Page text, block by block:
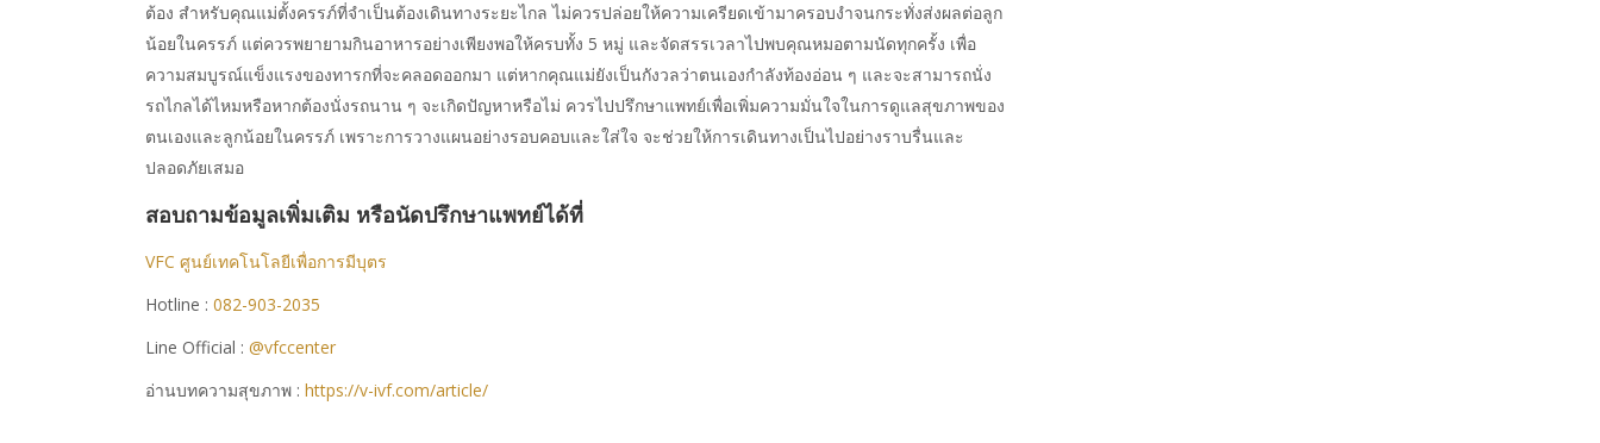
ต้อง สำหรับคุณแม่ตั้งครรภ์ที่จำเป็นต้องเดินทางระยะไกล ไม่ควรปล่อยให้ความเครียดเข้ามาครอบงำจนกระทั่งส่งผลต่อลูก
น้อยในครรภ์ แต่ควรพยายามกินอาหารอย่างเพียงพอให้ครบทั้ง 5 หมู่ และจัดสรรเวลาไปพบคุณหมอตามนัดทุกครั้ง เพื่อ
ความสมบูรณ์แข็งแรงของทารกที่จะคลอดออกมา แต่หากคุณแม่ยังเป็นกังวลว่าตนเองกำลังท้องอ่อน ๆ และจะสามารถนั่ง
รถไกลได้ไหมหรือหากต้องนั่งรถนาน ๆ จะเกิดปัญหาหรือไม่ ควรไปปรึกษาแพทย์เพื่อเพิ่มความมั่นใจในการดูแลสุขภาพของ
ตนเองและลูกน้อยในครรภ์ เพราะการวางแผนอย่างรอบคอบและใส่ใจ จะช่วยให้การเดินทางเป็นไปอย่างราบรื่นและ
ปลอดภัยเสมอ
สอบถามข้อมูลเพิ่มเติม หรือนัดปรึกษาแพทย์ได้ที่
VFC ศูนย์เทคโนโลยีเพื่อการมีบุตร
Hotline : 082-903-2035
Line Official : @vfccenter
อ่านบทความสุขภาพ : https://v-ivf.com/article/